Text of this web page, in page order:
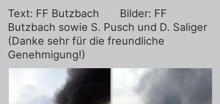
Text: FF Butzbach Bilder: FF
Butzbach sowie S. Pusch und D. Saliger
(Danke sehr für die freundliche
Genehmigung!)